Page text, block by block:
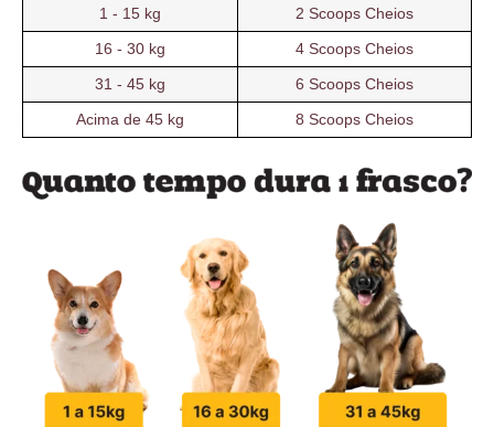
1 - 15 kg
2 Scoops Cheios
16 - 30 kg
4 Scoops Cheios
31 - 45 kg
6 Scoops Cheios
Acima de 45 kg
8 Scoops Cheios